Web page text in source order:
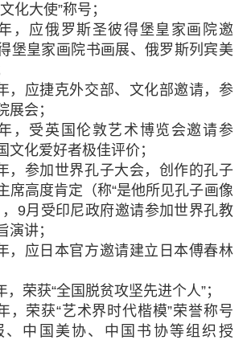
化大使”称号；
，应俄罗斯圣彼得堡皇家画院邀
堡皇家画院书画展、俄罗斯列宾美
，应捷克外交部、文化部邀请，参
展会；
，受英国伦敦艺术博览会邀请参
文化爱好者极佳评价；
，参加世界孔子大会，创作的孔子
席高度肯定（称“是他所见孔子画像
9月受印尼政府邀请参加世界孔教
演讲；
，应日本官方邀请建立日本傅春林
，荣获“全国脱贫攻坚先进个人”；
，荣获“艺术界时代楷模”荣誉称号
、中国美协、中国书协等组织授